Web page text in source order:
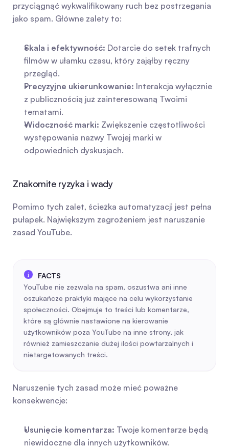
przyciągnąć wykwalifikowany ruch bez postrzegania
jako spam. Główne zalety to:
Skala i efektywność: Dotarcie do setek trafnych
filmów w ułamku czasu, który zająłby ręczny
przegląd.
Precyzyjne ukierunkowanie: Interakcja wyłącznie
z publicznością już zainteresowaną Twoimi
tematami.
Widoczność marki: Zwiększenie częstotliwości
występowania nazwy Twojej marki w
odpowiednich dyskusjach.
Znakomite ryzyka i wady
Pomimo tych zalet, ścieżka automatyzacji jest pełna
pułapek. Największym zagrożeniem jest naruszanie
zasad YouTube.
YouTube nie zezwala na spam, oszustwa ani inne
oszukańcze praktyki mające na celu wykorzystanie
społeczności. Obejmuje to treści lub komentarze,
które są głównie nastawione na kierowanie
użytkowników poza YouTube na inne strony, jak
również zamieszczanie dużej ilości powtarzalnych i
nietargetowanych treści.
Naruszenie tych zasad może mieć poważne
konsekwencje:
Usunięcie komentarza: Twoje komentarze będą
niewidoczne dla innych użytkowników.